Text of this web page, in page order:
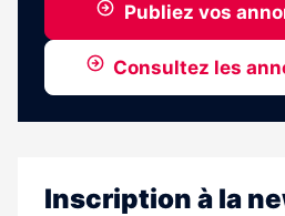
Publiez vos
Consultez les
Inscription à la